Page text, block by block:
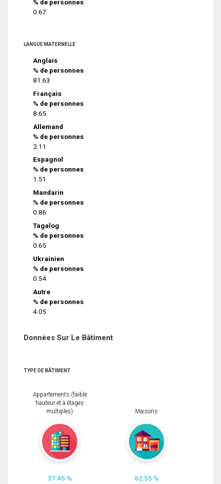
% de personnes
0.67
LANGUE MATERNELLE
Anglais
% de personnes
81.63
Français
% de personnes
8.65
Allemand
% de personnes
2.11
Espagnol
% de personnes
1.51
Mandarin
% de personnes
0.86
Tagalog
% de personnes
0.65
Ukrainien
% de personnes
0.54
Autre
% de personnes
4.05
Données Sur Le Bâtiment
TYPE DE BÂTIMENT
Appartements (faible
hauteur et à étages
multiples)
37.45 %
Maisons
62.55 %